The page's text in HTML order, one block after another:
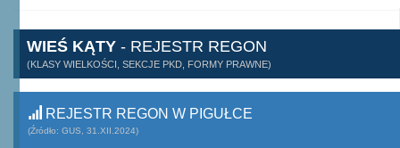
WIEŚ KĄTY - REJESTR REGON
(KLASY WIELKOŚCI, SEKCJE PKD, FORMY PRAWNE)
REJESTR REGON W PIGUŁCE
(Źródło: GUS, 31.XII.2024)